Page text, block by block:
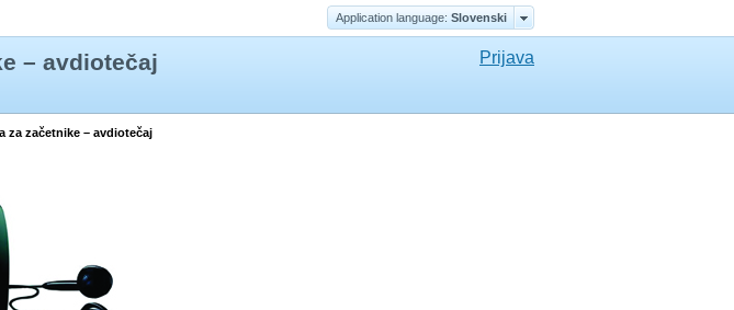
Application language: Slovenski
– avdiotečaj Prijava
za začetnike – avdiotečaj